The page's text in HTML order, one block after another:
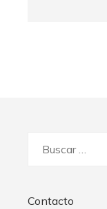
Contacto